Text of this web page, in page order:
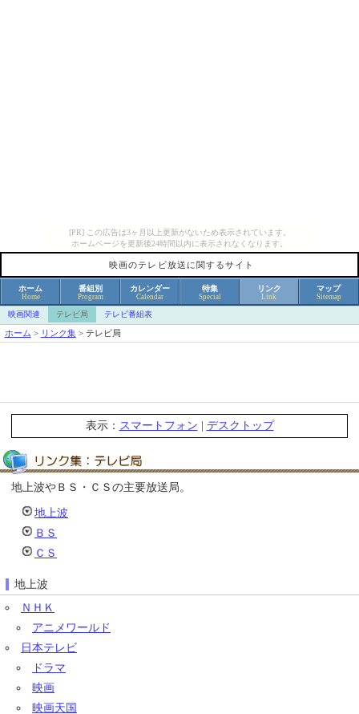
[PR] この広告は3ヶ月以上更新がないため表示されています。
ホームページを更新後24時間以内に表示されなくなります。
映画のテレビ放送に関するサイト
ホーム
Home
番組別
Program
カレンダー
Calendar
特集
Special
リンク
Link
マップ
Sitemap
映画関連 テレビ局 テレビ番組表
ホーム > リンク集> テレビ局
表示： スマートフォン デスクトップ
地上波やＢＳ・ＣＳの主要放送局。
地上波
ＢＳ
ＣＳ
地上波
ＮＨＫ
アニメワールド
日本テレビ
ドラマ
映画
映画天国